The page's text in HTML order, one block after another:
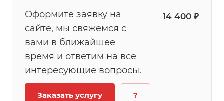
Оформите заявку на
сайте, мы свяжемся с
вами в ближайшее
время и ответим на все
интересующие вопросы.
14 400 ₽
Заказать услугу ?